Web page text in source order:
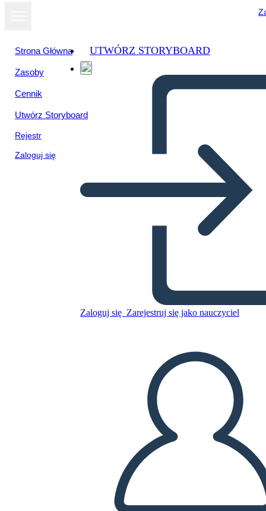
Strona Główna
Zasoby
Cennik
Utwórz Storyboard
Rejestr
Zaloguj się
UTWÓRZ STORYBOARD
Zaloguj się Zarejestruj się jako nauczyciel
Skopiuj tę scenorys
ODTWARZANIE POKAZU SLAJDÓW
PRZECZYTAJ MI